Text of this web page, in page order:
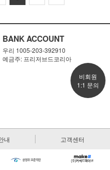
BANK ACCOUNT
우리 1005-203-392910
예금주: 프리저브드코리아
비회원
1:1 문의
내 고객센터